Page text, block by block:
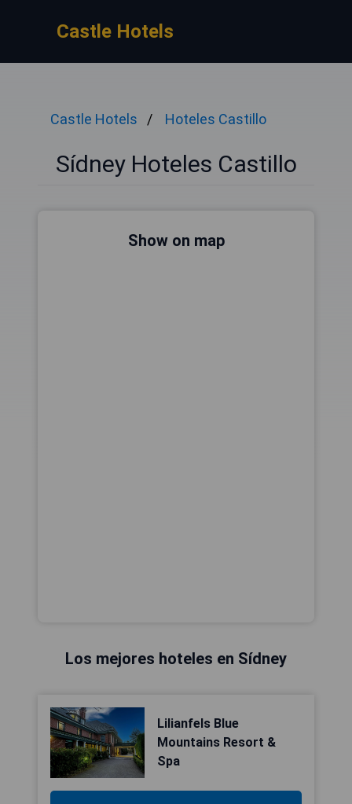
Castle Hotels
Castle Hotels Hoteles Castillo
Sídney Hoteles Castillo
Show on map
Los mejores hoteles en Sídney
Lilianfels Blue
Mountains Resort &
Spa